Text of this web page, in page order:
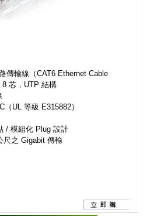
傳輸線（CAT6 Ethernet Cable
芯，UTP 結構
UL 等級 E315882）
/ 模組化 Plug 設計
尺之 Gigabit 傳輸